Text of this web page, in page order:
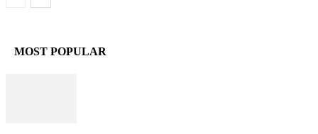
MOST POPULAR